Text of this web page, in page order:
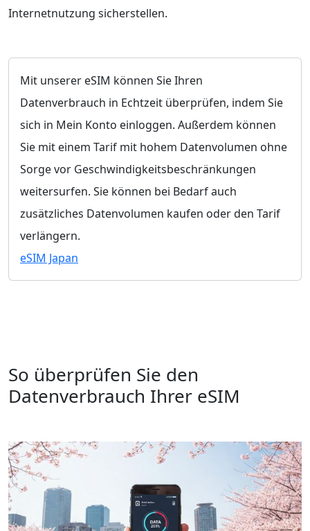
Internetnutzung sicherstellen.
Mit unserer eSIM können Sie Ihren
Datenverbrauch in Echtzeit überprüfen, indem Sie
sich in Mein Konto einloggen. Außerdem können
Sie mit einem Tarif mit hohem Datenvolumen ohne
Sorge vor Geschwindigkeitsbeschränkungen
weitersurfen. Sie können bei Bedarf auch
zusätzliches Datenvolumen kaufen oder den Tarif
verlängern.
eSIM Japan
So überprüfen Sie den
Datenverbrauch Ihrer eSIM